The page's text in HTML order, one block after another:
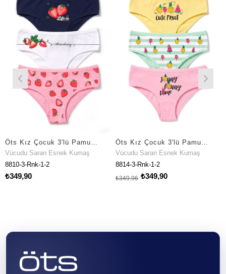
Öts Kız Çocuk 3'lü Pamuklu Külot Baskılı Premium Günlük Kullanım (8810-3)
Saran Esnek Kumaş
1-2
Öts Kız Çocuk 3'lü Pamuklu Külot Baskılı Özel Esnek Kalıp (8814-3)
Vücudu Saran Esnek Kumaş
8814-3-Rnk-1-2
₺349,90
Vücudu